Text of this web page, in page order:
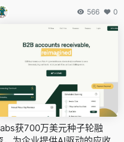
566 0
获700万美元种子轮融